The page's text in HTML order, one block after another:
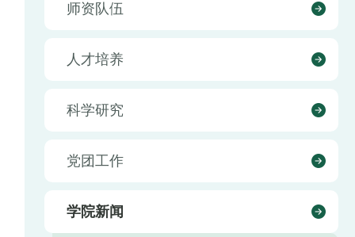
师资队伍
人才培养
科学研究
党团工作
学院新闻